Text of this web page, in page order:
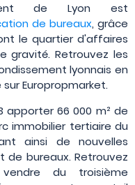
de Lyon est
de bureaux, grâce
le quartier d'affaires
gravité. Retrouvez les
lyonnais en
Europropmarket.
apporter 66 000 m² de
immobilier tertiaire du
ainsi de nouvelles
bureaux. Retrouvez
du troisième